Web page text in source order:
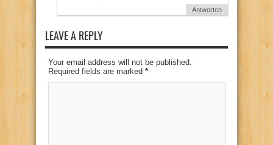
Antworten
LEAVE A REPLY
Your email address will not be published.
Required fields are marked *